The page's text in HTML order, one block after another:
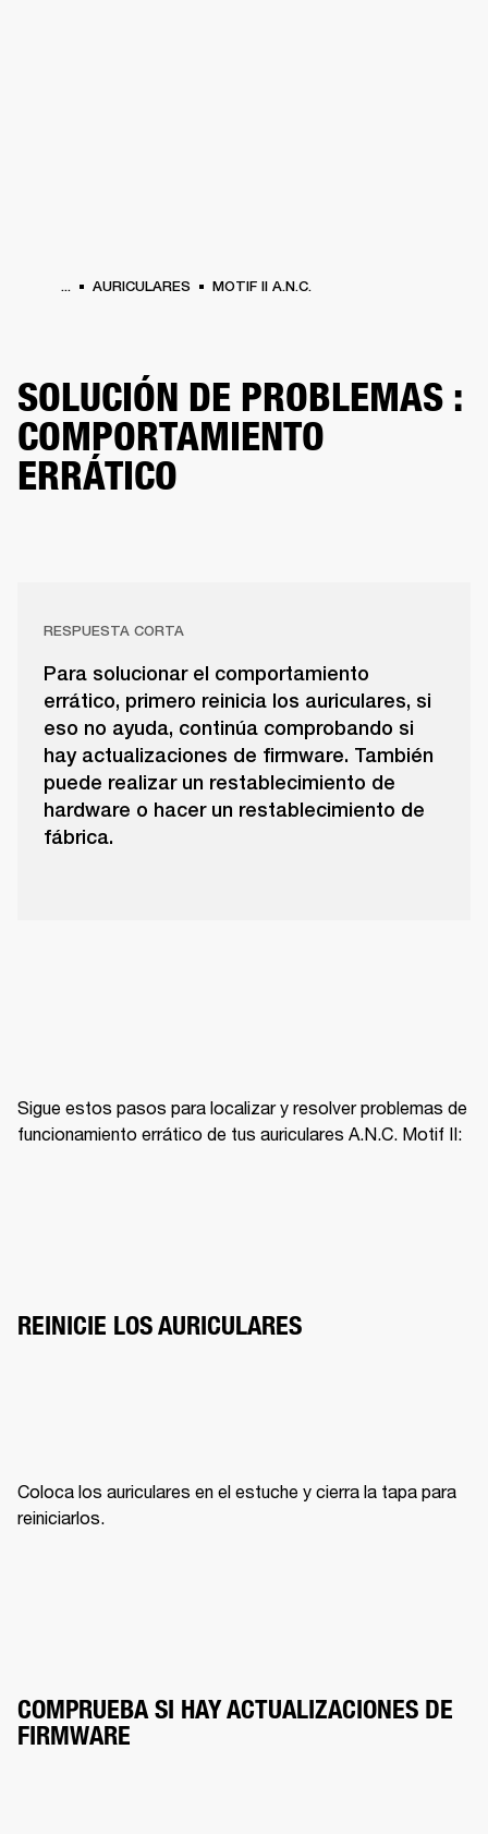
... AURICULARES MOTIF II A.N.C.
SOLUCIÓN DE PROBLEMAS :
COMPORTAMIENTO
ERRÁTICO
RESPUESTA CORTA
Para solucionar el comportamiento
errático, primero reinicia los auriculares, si
eso no ayuda, continúa comprobando si
hay actualizaciones de firmware. También
puede realizar un restablecimiento de
hardware o hacer un restablecimiento de
fábrica.
Sigue estos pasos para localizar y resolver problemas de
funcionamiento errático de tus auriculares A.N.C. Motif II:
REINICIE LOS AURICULARES
Coloca los auriculares en el estuche y cierra la tapa para
reiniciarlos.
COMPRUEBA SI HAY ACTUALIZACIONES DE
FIRMWARE